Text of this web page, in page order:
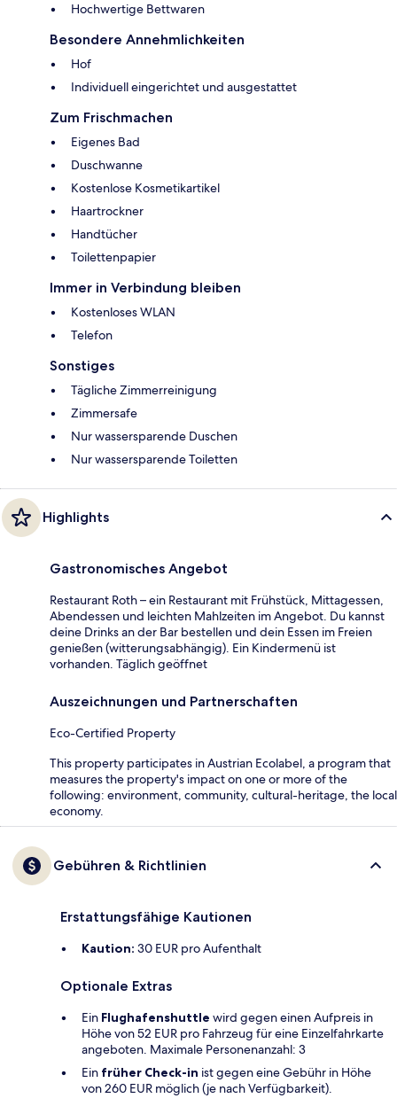
Hochwertige Bettwaren
Besondere Annehmlichkeiten
Hof
Individuell eingerichtet und ausgestattet
Zum Frischmachen
Eigenes Bad
Duschwanne
Kostenlose Kosmetikartikel
Haartrockner
Handtücher
Toilettenpapier
Immer in Verbindung bleiben
Kostenloses WLAN
Telefon
Sonstiges
Tägliche Zimmerreinigung
Zimmersafe
Nur wassersparende Duschen
Nur wassersparende Toiletten
Highlights
Gastronomisches Angebot
Restaurant Roth – ein Restaurant mit Frühstück, Mittagessen,
Abendessen und leichten Mahlzeiten im Angebot. Du kannst
deine Drinks an der Bar bestellen und dein Essen im Freien
genießen (witterungsabhängig). Ein Kindermenü ist
vorhanden. Täglich geöffnet
Auszeichnungen und Partnerschaften
Eco-Certified Property
This property participates in Austrian Ecolabel, a program that
measures the property's impact on one or more of the
following: environment, community, cultural-heritage, the local
economy.
Gebühren & Richtlinien
Erstattungsfähige Kautionen
Kaution: 30 EUR pro Aufenthalt
Optionale Extras
Ein Flughafenshuttle wird gegen einen Aufpreis in
Höhe von 52 EUR pro Fahrzeug für eine Einzelfahrkarte
angeboten. Maximale Personenanzahl: 3
Ein früher Check-in ist gegen eine Gebühr in Höhe
von 260 EUR möglich (je nach Verfügbarkeit).